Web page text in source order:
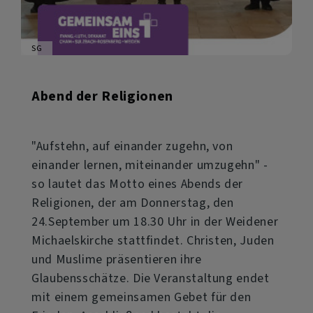
SG
Abend der Religionen
"Aufstehn, auf einander zugehn, von
einander lernen, miteinander umzugehn" -
so lautet das Motto eines Abends der
Religionen, der am Donnerstag, den
24.September um 18.30 Uhr in der Weidener
Michaelskirche stattfindet. Christen, Juden
und Muslime präsentieren ihre
Glaubensschätze. Die Veranstaltung endet
mit einem gemeinsamen Gebet für den